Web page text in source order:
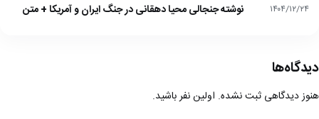
۱۴۰۴/۱۲/۲۴ نوشته جنجالی محیا دهقانی در جنگ ایران و آمریکا + متن
دیدگاه‌ها
هنوز دیدگاهی ثبت نشده. اولین نفر باشید.